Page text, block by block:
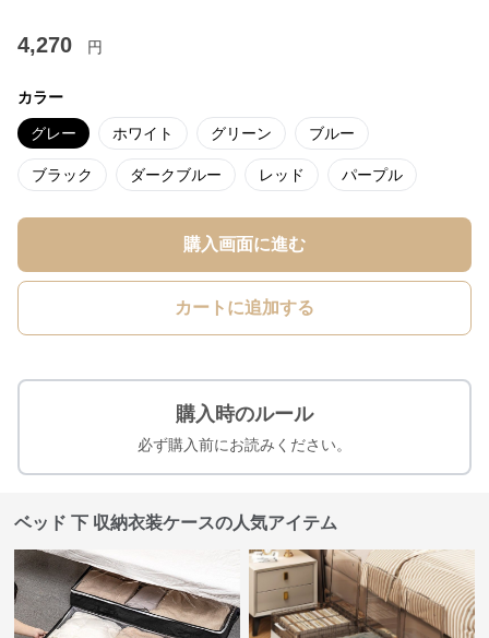
4,270 円
カラー
グレー ホワイト グリーン ブルー
ブラック ダークブルー レッド パープル
購入画面に進む
カートに追加する
購入時のルール
必ず購入前にお読みください。
ベッド 下 収納衣装ケースの人気アイテム